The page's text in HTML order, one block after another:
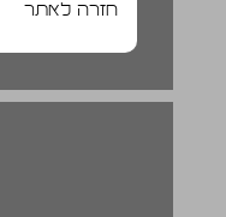
חזרה לאתר